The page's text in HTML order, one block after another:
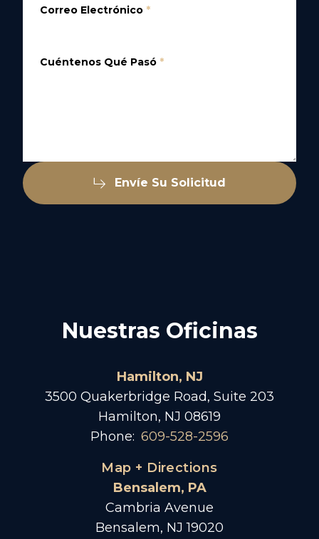
Correo Electrónico *
Cuéntenos Qué Pasó *
Envíe Su Solicitud
Nuestras Oficinas
Hamilton, NJ
3500 Quakerbridge Road, Suite 203
Hamilton, NJ 08619
Phone: 609-528-2596
Map + Directions
Bensalem, PA
Cambria Avenue
Bensalem, NJ 19020